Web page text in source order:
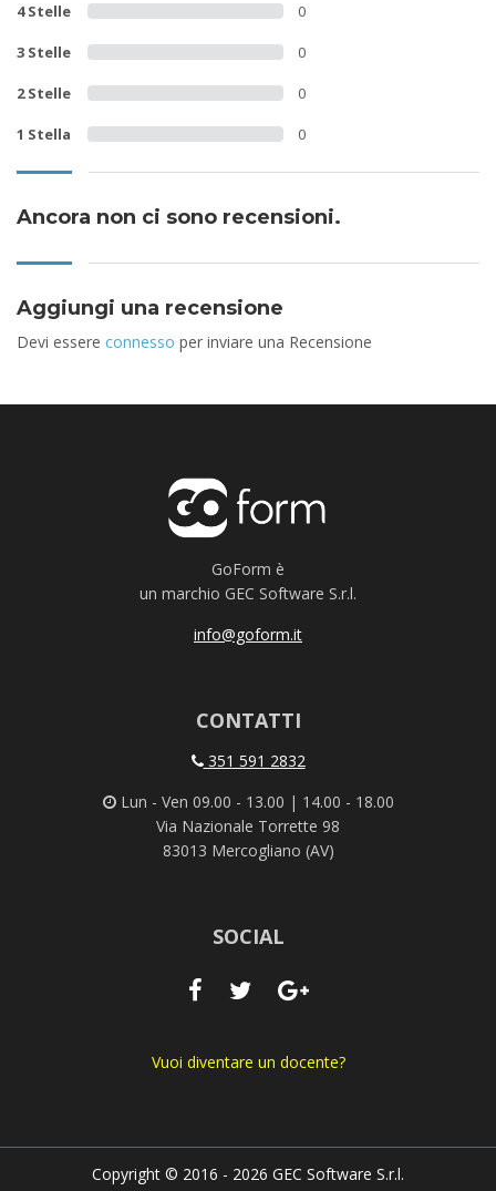
4 Stelle 0
3 Stelle 0
2 Stelle 0
1 Stella 0
Ancora non ci sono recensioni.
Aggiungi una recensione
Devi essere connesso per inviare una Recensione
GoForm è
un marchio GEC Software S.r.l.
info@goform.it
CONTATTI
351 591 2832
Lun - Ven 09.00 - 13.00 | 14.00 - 18.00
Via Nazionale Torrette 98
83013 Mercogliano (AV)
SOCIAL
Vuoi diventare un docente?
Copyright © 2016 - 2026 GEC Software S.r.l.